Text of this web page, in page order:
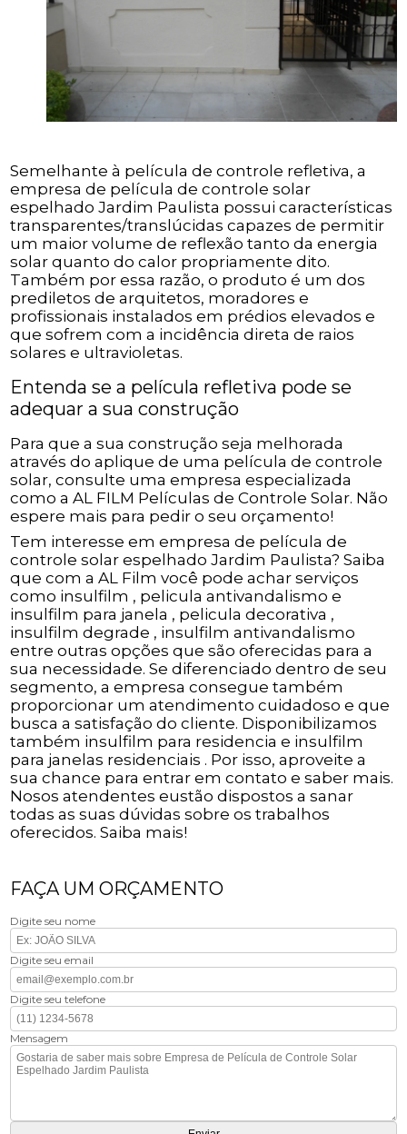
Semelhante à película de controle refletiva, a
empresa de película de controle solar
espelhado Jardim Paulista possui características
transparentes/translúcidas capazes de permitir
um maior volume de reflexão tanto da energia
solar quanto do calor propriamente dito.
Também por essa razão, o produto é um dos
prediletos de arquitetos, moradores e
profissionais instalados em prédios elevados e
que sofrem com a incidência direta de raios
solares e ultravioletas.
Entenda se a película refletiva pode se
adequar a sua construção
Para que a sua construção seja melhorada
através do aplique de uma película de controle
solar, consulte uma empresa especializada
como a AL FILM Películas de Controle Solar. Não
espere mais para pedir o seu orçamento!
Tem interesse em empresa de película de
controle solar espelhado Jardim Paulista? Saiba
que com a AL Film você pode achar serviços
como insulfilm , pelicula antivandalismo e
insulfilm para janela , pelicula decorativa ,
insulfilm degrade , insulfilm antivandalismo
entre outras opções que são oferecidas para a
sua necessidade. Se diferenciado dentro de seu
segmento, a empresa consegue também
proporcionar um atendimento cuidadoso e que
busca a satisfação do cliente. Disponibilizamos
também insulfilm para residencia e insulfilm
para janelas residenciais . Por isso, aproveite a
sua chance para entrar em contato e saber mais.
Nosos atendentes eustão dispostos a sanar
todas as suas dúvidas sobre os trabalhos
oferecidos. Saiba mais!
FAÇA UM ORÇAMENTO
Digite seu nome
Digite seu email
Digite seu telefone
Mensagem